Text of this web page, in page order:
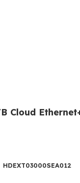
Cloud
HDEXT03000SEA012